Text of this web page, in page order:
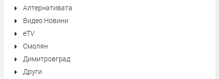
Алтернативата
Видео Новини
eTV
Смолян
Димитровград
Други